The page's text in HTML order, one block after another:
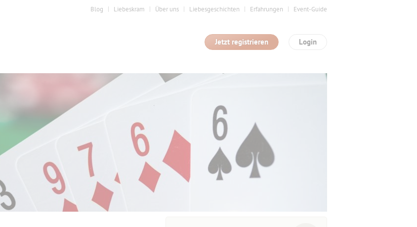
Blog Liebeskram Über uns Liebesgeschichten Erfahrungen Event-Guide
Login
Jetzt registrieren